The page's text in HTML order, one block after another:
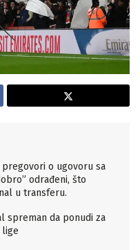
pregovori o ugovoru sa
odrađeni, što
u transferu.
spreman da ponudi za
lige